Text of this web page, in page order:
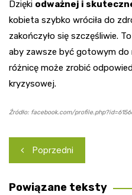
Dzięki odważnej i
kobieta szybko wróciła do
zakończyło się szczęśliwie.
aby zawsze być gotowym do
różnicę może zrobić
kryzysowej.
Źródło: facebook.com/
Nawigacja
wpisu
Poprzedni
Powiązane teksty